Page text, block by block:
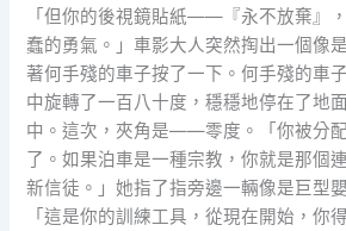
「但你的後視鏡貼紙——『永不放棄』
蠢的勇氣。」車影大人突然掏出一個像
著何手殘的車子按了一下。何手殘的車
中旋轉了一百八十度，穩穩地停在了地
中。這次，夾角是——零度。「你被分
了。如果泊車是一種宗教，你就是那個
新信徒。」她指了指旁邊一輛像是巨型
「這是你的訓練工具，從現在開始，你